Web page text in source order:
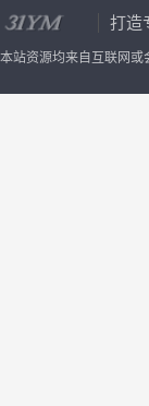
打造
本站资源均来自互联网